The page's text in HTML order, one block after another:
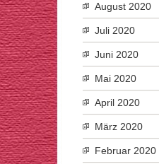
August 2020
Juli 2020
Juni 2020
Mai 2020
April 2020
März 2020
Februar 2020